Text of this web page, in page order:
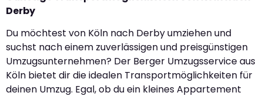
Derby
Du möchtest von Köln nach Derby umziehen und
suchst nach einem zuverlässigen und preisgünstigen
Umzugsunternehmen? Der Berger Umzugsservice aus
Köln bietet dir die idealen Transportmöglichkeiten für
deinen Umzug. Egal, ob du ein kleines Appartement